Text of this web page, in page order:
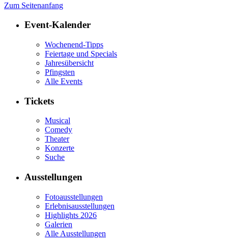
Zum Seitenanfang
Event-Kalender
Wochenend-Tipps
Feiertage und Specials
Jahresübersicht
Pfingsten
Alle Events
Tickets
Musical
Comedy
Theater
Konzerte
Suche
Ausstellungen
Fotoausstellungen
Erlebnisausstellungen
Highlights 2026
Galerien
Alle Ausstellungen